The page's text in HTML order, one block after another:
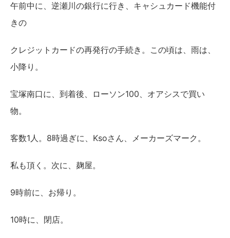
午前中に、逆瀬川の銀行に行き、キャシュカード機能付
きの
クレジットカードの再発行の手続き。この頃は、雨は、
小降り。
宝塚南口に、到着後、ローソン100、オアシスで買い
物。
客数1人。8時過ぎに、Ksoさん、メーカーズマーク。
私も頂く。次に、麹屋。
9時前に、お帰り。
10時に、閉店。